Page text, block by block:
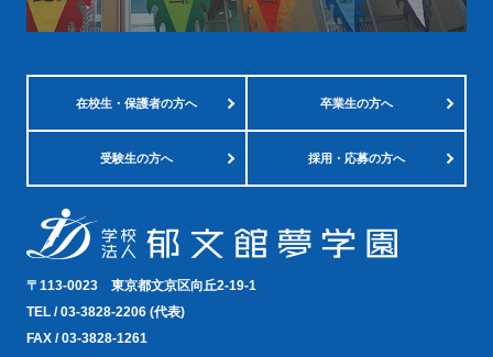
在校生・保護者の方へ 卒業生の方へ
受験生の方へ 採用・応募の方へ
〒113-0023 東京都文京区向丘2-19-1
TEL /03-3828-2206 (代表)
FAX / 03-3828-1261